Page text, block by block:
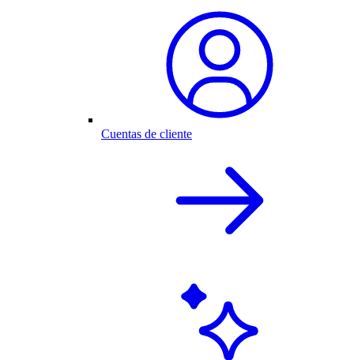
Cuentas de cliente